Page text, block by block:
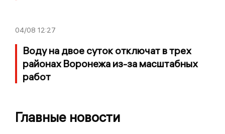
04/08 12:27
Воду на двое суток отключат в трех
районах Воронежа из-за масштабных
работ
Главные новости